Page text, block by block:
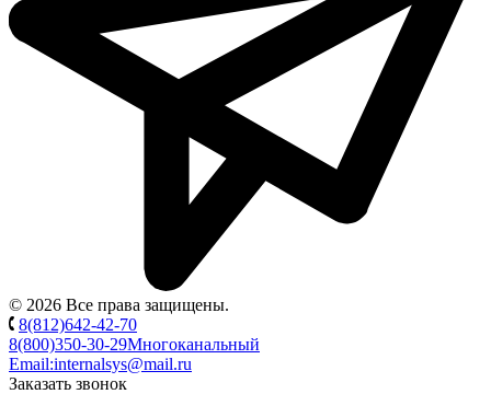
© 2026 Все права защищены.
8(812)642-42-70
8(800)350-30-29Многоканальный
Email:internalsys@mail.ru
Заказать звонок